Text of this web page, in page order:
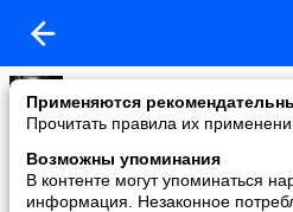
Применяются
Прочитать правила их
Возможны упоминания
В контенте могут упоминаться
информация. Незаконное
Светлана
added a photo
13 Nov в 13:30